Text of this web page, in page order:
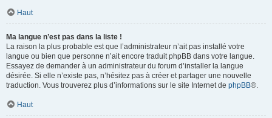
Haut
Ma langue n’est pas dans la liste !
La raison la plus probable est que l’administrateur n’ait pas installé votre
langue ou bien que personne n’ait encore traduit phpBB dans votre langue.
Essayez de demander à un administrateur du forum d’installer la langue
désirée. Si elle n’existe pas, n’hésitez pas à créer et partager une nouvelle
traduction. Vous trouverez plus d’informations sur le site Internet de phpBB®.
Haut